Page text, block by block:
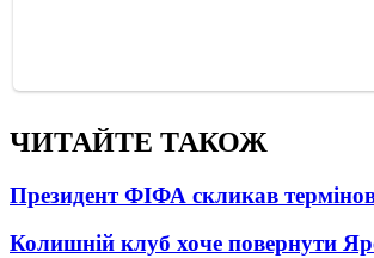
ЧИТАЙТЕ ТАКОЖ
Президент ФІФА скликав
Колишній клуб хоче повернути